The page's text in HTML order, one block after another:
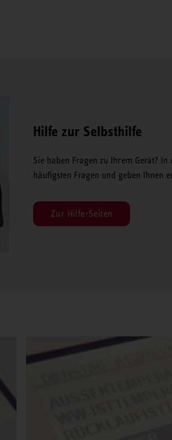
Hilfe zur Selbsthilfe
Sie haben Fragen zu Ihrem Gerät?
häufigsten Fragen und geben Ihnen
Zur Hilfe-Seiten